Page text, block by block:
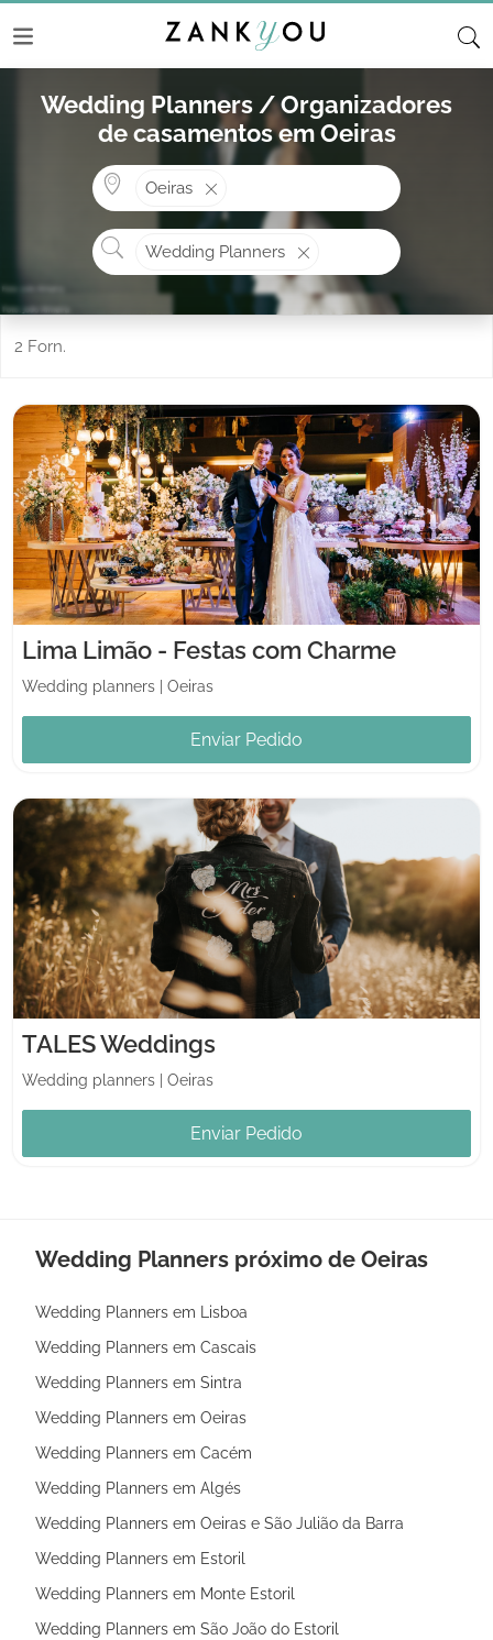
Wedding Planners / Organizadores
de casamentos em Oeiras
Oeiras
Wedding Planners
2 Forn.
Lima Limão - Festas com Charme
Wedding planners Oeiras
Enviar Pedido
TALES Weddings
Wedding planners Oeiras
Enviar Pedido
Wedding Planners próximo de Oeiras
Wedding Planners em Lisboa
Wedding Planners em Cascais
Wedding Planners em Sintra
Wedding Planners em Oeiras
Wedding Planners em Cacém
Wedding Planners em Algés
Wedding Planners em Oeiras e São Julião da Barra
Wedding Planners em Estoril
Wedding Planners em Monte Estoril
Wedding Planners em São João do Estoril